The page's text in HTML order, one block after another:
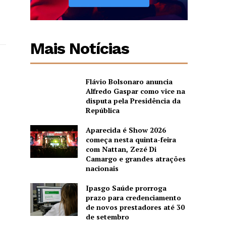
Mais Notícias
Flávio Bolsonaro anuncia
Alfredo Gaspar como vice na
disputa pela Presidência da
República
Aparecida é Show 2026
começa nesta quinta-feira
com Nattan, Zezé Di
Camargo e grandes atrações
nacionais
Ipasgo Saúde prorroga
prazo para credenciamento
de novos prestadores até 30
de setembro